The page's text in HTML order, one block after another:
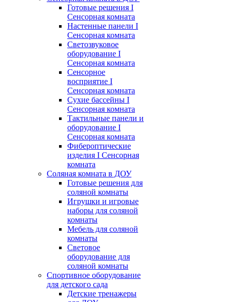
Готовые решения I
Сенсорная комната
Настенные панели I
Сенсорная комната
Светозвуковое
оборудование I
Сенсорная комната
Сенсорное
восприятие I
Сенсорная комната
Сухие бассейны I
Сенсорная комната
Тактильные панели и
оборудование I
Сенсорная комната
Фибероптические
изделия I Сенсорная
комната
Соляная комната в ДОУ
Готовые решения для
соляной комнаты
Игрушки и игровые
наборы для соляной
комнаты
Мебель для соляной
комнаты
Световое
оборудование для
соляной комнаты
Спортивное оборудование
для детского сада
Детские тренажеры